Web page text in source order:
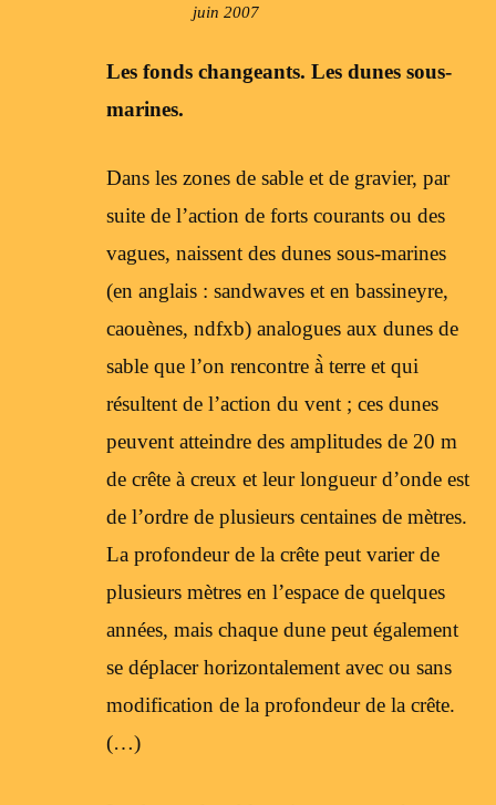
juin 2007
Les fonds changeants. Les dunes sous-
marines.
Dans les zones de sable et de gravier, par
suite de l’action de forts courants ou des
vagues, naissent des dunes sous-marines
(en anglais : sandwaves et en bassineyre,
caouènes, ndfxb) analogues aux dunes de
sable que l’on rencontre à̀ terre et qui
résultent de l’action du vent ; ces dunes
peuvent atteindre des amplitudes de 20 m
de crête à creux et leur longueur d’onde est
de l’ordre de plusieurs centaines de mètres.
La profondeur de la crête peut varier de
plusieurs mètres en l’espace de quelques
années, mais chaque dune peut également
se déplacer horizontalement avec ou sans
modification de la profondeur de la crête.
(…)